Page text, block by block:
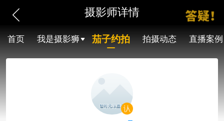
摄影师详情
首页 我是摄影狮 茄子约拍 拍摄动态 直播案例